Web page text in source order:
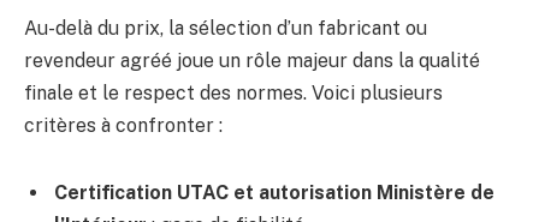
Au-delà du prix, la sélection d’un fabricant ou
revendeur agréé joue un rôle majeur dans la qualité
finale et le respect des normes. Voici plusieurs
critères à confronter :
Certification UTAC et autorisation Ministère de